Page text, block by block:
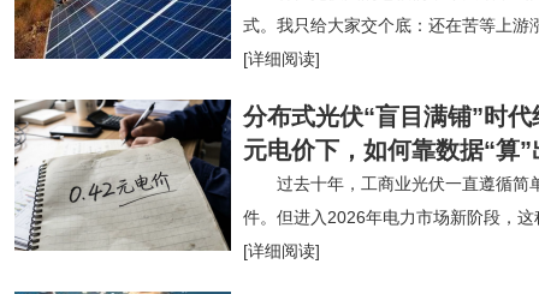
式。我只给大家交个底：还在苦等上游
[详细阅读]
分布式光伏“盲目满铺”时
元电价下，如何靠数据“算
过去十年，工商业光伏一直遵循简
件。但进入2026年电力市场新阶段，
[详细阅读]